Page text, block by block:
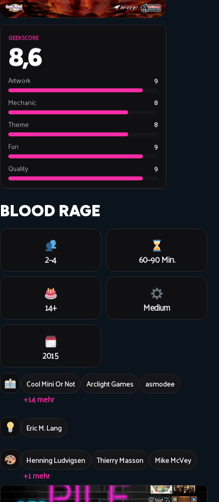
GEEKSCORE
8,6
Artwork
9
Mechanic
8
Theme
8
Fun
9
Quality
9
BLOOD RAGE
2–4 60–90 Min.
14+ Medium
2015
Cool Mini Or Not Arclight Games asmodee
+14 mehr
Eric M. Lang
Henning Ludvigsen Thierry Masson Mike McVey
+1 mehr